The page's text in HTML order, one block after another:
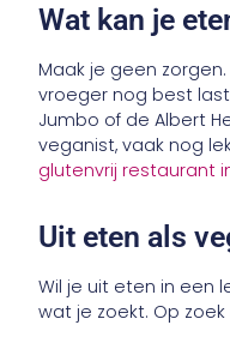
Wat kan je
Maak je geen
vroeger nog best
Jumbo of de Albert
veganist, vaak nog
glutenvrij restaurant
Uit eten als
Wil je uit eten in een
wat je zoekt. Op